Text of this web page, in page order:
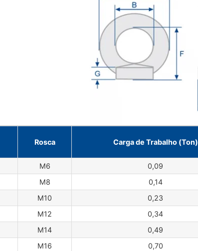
Rosca Carga de Trabalho (Ton)
M6 0,09
M8 0,14
M10 0,23
M12 0,34
M14 0,49
M16 0,70